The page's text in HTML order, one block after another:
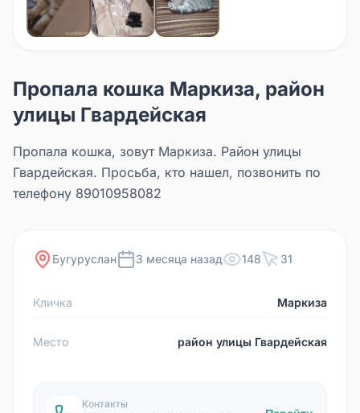
Пропала кошка Маркиза, район
улицы Гвардейская
Пропала кошка, зовут Маркиза. Район улицы
Гвардейская. Просьба, кто нашел, позвонить по
телефону 89010958082
Бугуруслан 3 месяца назад 148 31
Кличка Маркиза
Место район улицы Гвардейская
Контакты